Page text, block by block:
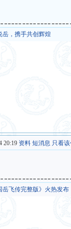
岳，携手共创辉煌
20:19 资料 短消息 只看
岳飞传完整版》火热发布